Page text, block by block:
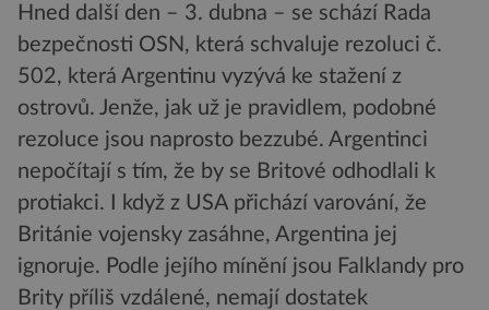
Hned další den – 3. dubna – se schází Rada
bezpečnosti OSN, která schvaluje rezoluci č.
502, která Argentinu vyzývá ke stažení z
ostrovů. Jenže, jak už je pravidlem, podobné
rezoluce jsou naprosto bezzubé. Argentinci
nepočítají s tím, že by se Britové odhodlali k
protiakci. I když z USA přichází varování, že
Británie vojensky zasáhne, Argentina jej
ignoruje. Podle jejího mínění jsou Falklandy pro
Brity příliš vzdálené, nemají dostatek